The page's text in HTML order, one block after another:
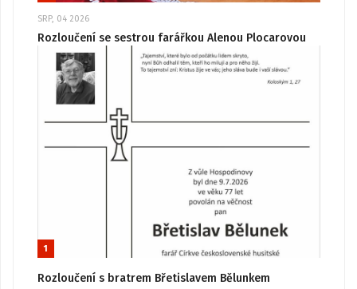
SRP, 04 2026
Rozloučení se sestrou farářkou Alenou Plocarovou
1
Rozloučení s bratrem Břetislavem Bělunkem